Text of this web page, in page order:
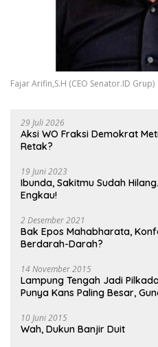
Fajar Arifin,S.H (CEO Senator.ID Grup)
29 Juli 2026
Aksi WO Fraksi Demokrat
Retak?
19 Juni 2023
Ibunda, Sakitmu Sudah
Engkau!
2 Desember 2021
Bak Epos Mahabharata,
Berdarah-Darah?
14 November 2015
Lampung Tengah Jadi
Punya Kans Paling Besar,
10 Juni 2015
Wah, Dukun Banjir Duit